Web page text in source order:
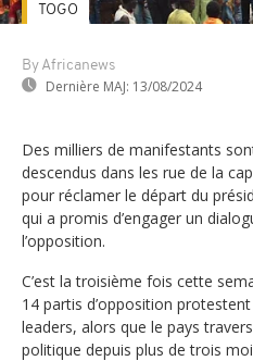
By Africanews
Dernière MAJ: 13/08/2024
TOGO
Des milliers de manifestants
descendus dans les rue de la
pour réclamer le départ du
qui a promis d’engager un
l’opposition.
C’est la troisième fois cette
14 partis d’opposition protestent
leaders, alors que le pays
politique depuis plus de trois